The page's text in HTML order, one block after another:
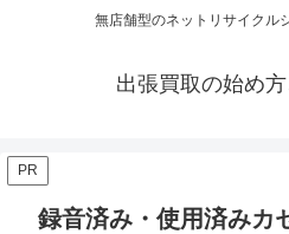
無店舗型のネットリサイクル
出張買取の始め
PR
録音済み・使用済みカ